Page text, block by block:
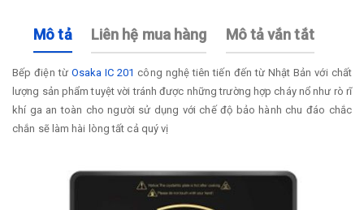
Mô tả Liên hệ mua hàng Mô tả vắn tắt
Bếp điện từ Osaka IC 201 công nghệ tiên tiến đến từ Nhật Bản với chất
lượng sản phẩm tuyệt vời tránh được những trường hợp cháy nổ như rò rĩ
khí ga an toàn cho người sử dụng với chế độ bảo hành chu đáo chắc
chắn sẽ làm hài lòng tất cả quý vị